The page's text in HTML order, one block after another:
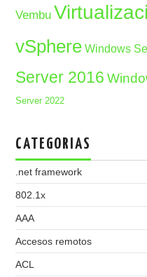
Vembu
vSphere Windows
Server 2016
Server 2022
CATEGORIAS
.net framework
802.1x
AAA
Accesos remotos
ACL